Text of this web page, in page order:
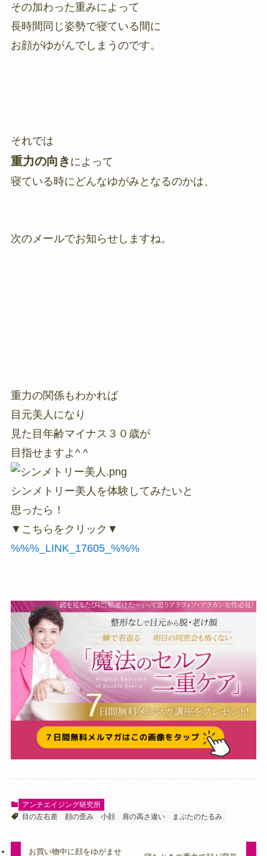
その加わった重みによって
長時間同じ姿勢で寝ている間に
お顔がゆがんでしまうのです。
それでは
重力の向き によって
寝ている時にどんなゆがみとなるのかは、
次のメールでお知らせしますね。
重力の関係もわかれば
目元美人になり
見た目年齢マイナス３０歳が
目指せますよ^ ^
シンメトリー美人を体験してみたいと
思ったら！
▼こちらをクリック▼
%%%_LINK_17605_%%%
アンチエイジング研究所
目の左右差
顔の歪み 小顔 肩の高さ違い まぶたのたるみ
お買い物中に顔をゆがませ